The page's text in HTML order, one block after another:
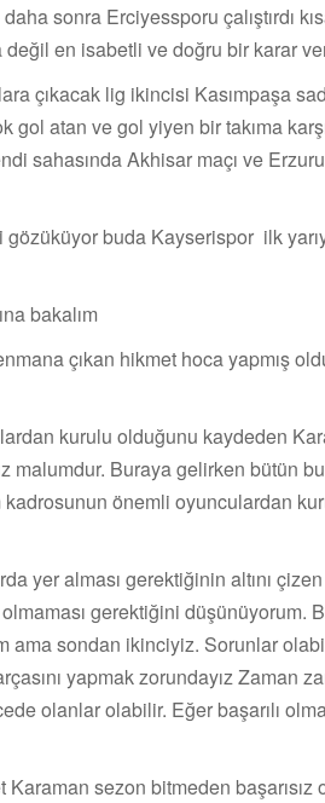
sonra Erciyessporu çalıştırdı
değil en isabetli ve doğru bir karar
çıkacak lig ikincisi Kasımpaşa
atan ve gol yiyen bir takıma
sahasında Akhisar maçı ve
buda Kayserispor ilk
bakalım
çıkan hikmet hoca yapmış
kurulu olduğunu kaydeden
malumdur. Buraya gelirken bütün
kadrosunun önemli oyunculardan
yer alması gerektiğinin altını
gerektiğini düşünüyorum.
ama sondan ikinciyiz. Sorunlar
yapmak zorundayız Zaman
olanlar olabilir. Eğer başarılı
sezon bitmeden başarısız